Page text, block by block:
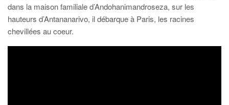
dans la maison familiale d’Andohanimandroseza, sur les
hauteurs d’Antananarivo, il débarque à Paris, les racines
chevillées au coeur.